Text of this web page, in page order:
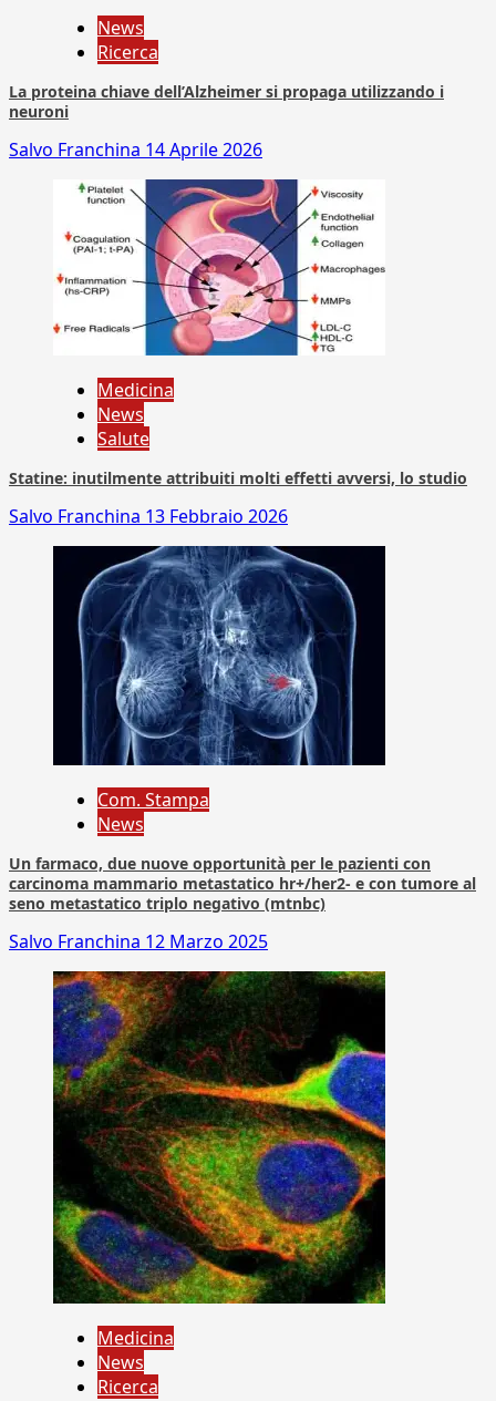
News
Ricerca
La proteina chiave dell’Alzheimer si propaga utilizzando i
neuroni
Salvo Franchina 14 Aprile 2026
Medicina
News
Salute
Statine: inutilmente attribuiti molti effetti avversi, lo studio
Salvo Franchina 13 Febbraio 2026
Com. Stampa
News
Un farmaco, due nuove opportunità per le pazienti con
carcinoma mammario metastatico hr+/her2- e con tumore al
seno metastatico triplo negativo (mtnbc)
Salvo Franchina 12 Marzo 2025
Medicina
News
Ricerca